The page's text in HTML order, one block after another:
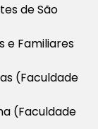
de São
e Familiares
(Faculdade
(Faculdade